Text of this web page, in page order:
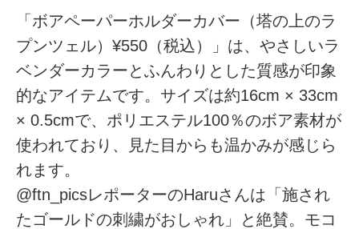
「ボアペーパーホルダーカバー（塔の上のラ
プンツェル）¥550（税込）」は、やさしいラ
ベンダーカラーとふんわりとした質感が印象
的なアイテムです。サイズは約16cm × 33cm
× 0.5cmで、ポリエステル100％のボア素材が
使われており、見た目からも温かみが感じら
れます。
@ftn_picsレポーターのHaruさんは「施され
たゴールドの刺繍がおしゃれ」と絶賛。モコ